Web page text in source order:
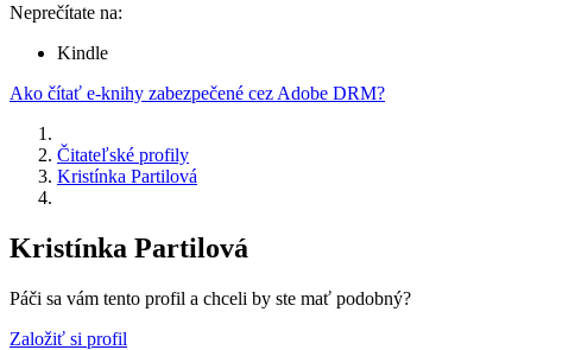
Neprečítate na:
Kindle
Ako čítať e-knihy zabezpečené cez Adobe DRM?
Čitateľské profily
Kristínka Partilová
Kristínka Partilová
Páči sa vám tento profil a chceli by ste mať podobný?
Založiť si profil